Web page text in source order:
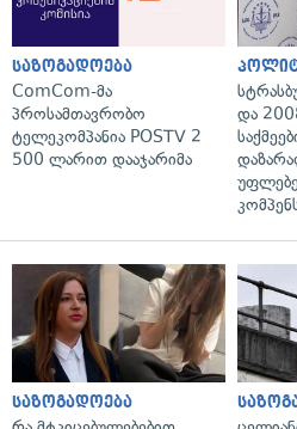
საზოგადოება
ComCom-მა
პროსამთავრობო
ტელეკომპანია POSTV 2
500 ლარით დააჯარიმა
და
საზოგადოება